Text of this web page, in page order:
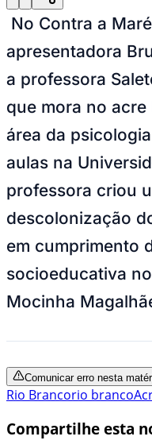
No Contra a
apresentadora
a professora
que mora no acre
área da
aulas na
professora criou
descolonização
em cumprimento
socioeducativa
Mocinha
Comunicar erro nesta
Rio Brancorio branco
Compartilhe esta